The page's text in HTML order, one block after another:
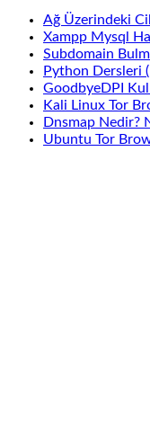
Ağ Üzerindeki
Xampp Mysql
Subdomain
Python Dersleri
GoodbyeDPI
Kali Linux Tor
Dnsmap Nedir?
Ubuntu Tor